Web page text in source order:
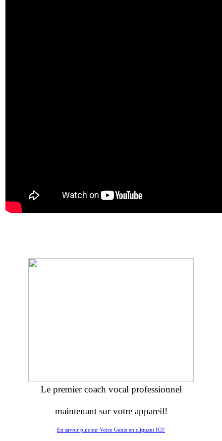
Le premier coach vocal professionnel
maintenant sur votre appareil!
En savoir plus sur Voice Genie en cliquant ICI!